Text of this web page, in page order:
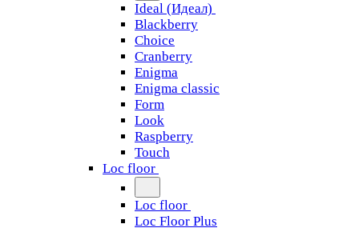
Ideal (Идеал)
Blackberry
Choice
Cranberry
Enigma
Enigma classic
Form
Look
Raspberry
Touch
Loc floor
Loc floor
Loc Floor Plus